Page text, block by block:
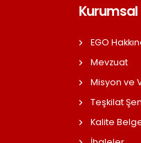
Kurumsal
EGO
Mevzuat
Misyon ve
Teşkilat
Kalite